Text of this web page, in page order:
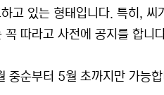
고 있는 형태입니다. 특히,
따라고 사전에 공지를 합니
중순부터 5월 초까지만 가능합